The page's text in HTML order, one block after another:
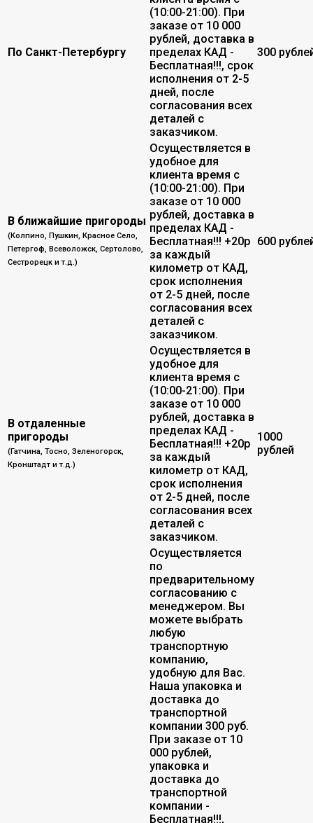
По Санкт-Петербургу
(10:00-21:00). При
заказе от 10 000
рублей, доставка в
пределах КАД -
Бесплатная!!!, срок
исполнения от 2-5
дней, после
согласования всех
деталей с
заказчиком.
300
В ближайшие пригороды
(Колпино, Пушкин, Красное Село,
Петергоф, Всеволожск, Сертолово,
Сестрорецк и т.д.)
Осуществляется в
удобное для
клиента время с
(10:00-21:00). При
заказе от 10 000
рублей, доставка в
пределах КАД -
Бесплатная!!! +20р
за каждый
километр от КАД,
срок исполнения
от 2-5 дней, после
согласования всех
деталей с
заказчиком.
600
В отдаленные
пригороды
(Гатчина, Тосно, Зеленогорск,
Кронштадт и т.д.)
Осуществляется в
удобное для
клиента время с
(10:00-21:00). При
заказе от 10 000
рублей, доставка в
пределах КАД -
Бесплатная!!! +20р
за каждый
километр от КАД,
срок исполнения
от 2-5 дней, после
согласования всех
деталей с
заказчиком.
1000
рублей
Осуществляется
по
предварительному
согласованию с
менеджером. Вы
можете выбрать
любую
транспортную
компанию,
удобную для Вас.
Наша упаковка и
доставка до
транспортной
компании 300 руб.
При заказе от 10
000 рублей,
упаковка и
доставка до
транспортной
компании -
Бесплатная!!!,